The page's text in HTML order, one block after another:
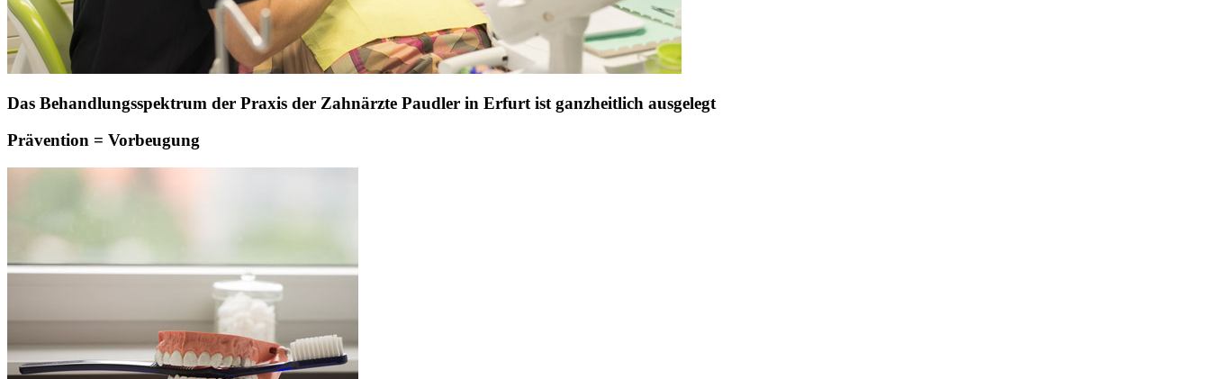
Das Behandlungsspektrum der Praxis der Zahnärzte Paudler in Erfurt ist ganzheitlich ausgelegt
Prävention = Vorbeugung